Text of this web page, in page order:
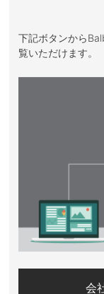
下記ボタンから
覧いただけます。
会